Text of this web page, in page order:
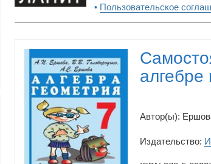
Пользовательское
алгебре
Автор(ы):
Издательство: